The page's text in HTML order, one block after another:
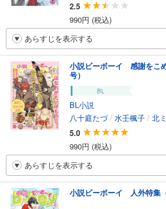
2.5
990円 (税込)
あらすじを表示する
小説ビーボーイ 感謝をこ
号）
BL
BL小説
八十庭たづ/ 水壬楓子 / 北
5.0
990円 (税込)
あらすじを表示する
小説ビーボーイ 人外特集（